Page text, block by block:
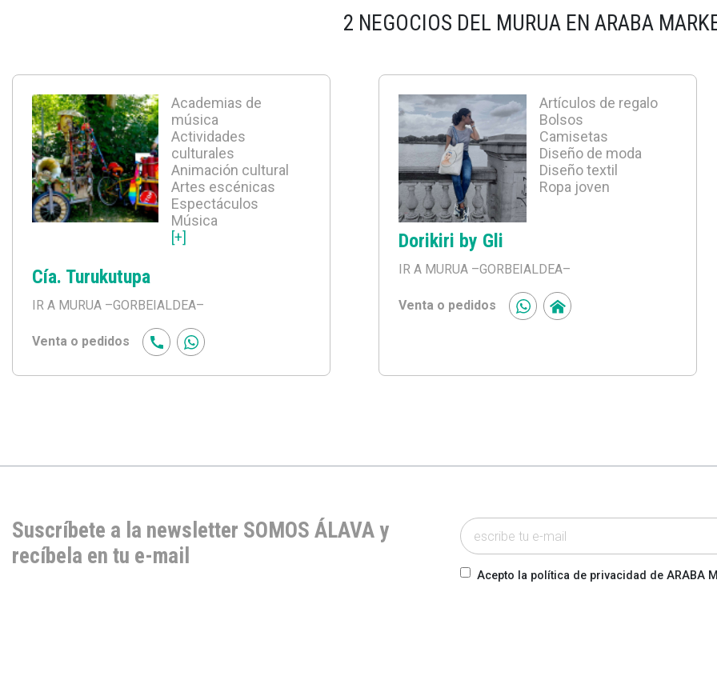
2 NEGOCIOS DEL MURUA EN ARABA
Academias de
música
Actividades
culturales
Animación cultural
Artes escénicas
Espectáculos
Música
[+]
Cía. Turukutupa
IR A MURUA –GORBEIALDEA–
Venta o pedidos
Artículos de regalo
Bolsos
Camisetas
Diseño de moda
Diseño textil
Ropa joven
Dorikiri by Gli
IR A MURUA –GORBEIALDEA–
Venta o pedidos
Suscríbete a la newsletter SOMOS ÁLAVA y
recíbela en tu e-mail
Acepto la política de privacidad de ARABA